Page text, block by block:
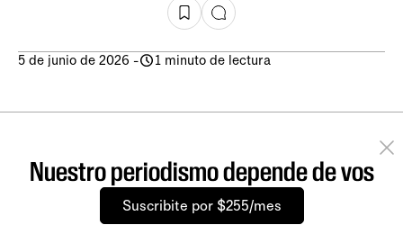
5 de junio de 2026 - 1 minuto de lectura
Nuestro periodismo depende de vos
Suscribite por $255/mes